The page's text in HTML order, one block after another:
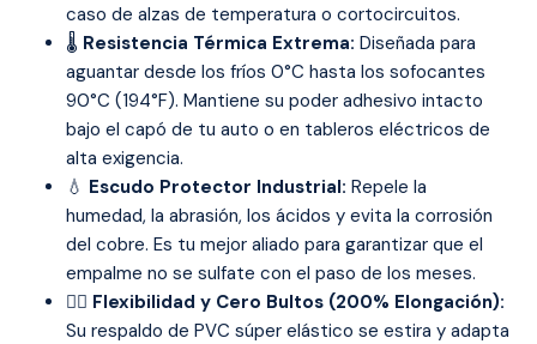
caso de alzas de temperatura o cortocircuitos.
🌡️ Resistencia Térmica Extrema: Diseñada para
aguantar desde los fríos 0°C hasta los sofocantes
90°C (194°F). Mantiene su poder adhesivo intacto
bajo el capó de tu auto o en tableros eléctricos de
alta exigencia.
💧 Escudo Protector Industrial: Repele la
humedad, la abrasión, los ácidos y evita la corrosión
del cobre. Es tu mejor aliado para garantizar que el
empalme no se sulfate con el paso de los meses.
🤸‍♂️ Flexibilidad y Cero Bultos (200% Elongación):
Su respaldo de PVC súper elástico se estira y adapta